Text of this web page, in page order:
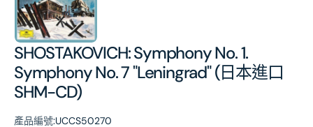
SHOSTAKOVICH: Symphony No. 1.
Symphony No. 7 "Leningrad" (日本進口
SHM-CD)
產品編號:UCCS50270